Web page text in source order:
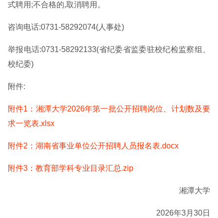
式聘用;不合格的,取消聘用。
咨询电话:0731-58292074(人事处)
举报电话:0731-58292133(省纪委省监委驻校纪检监察组、
校纪委)
附件:
附件1：湘潭大学2026年第一批公开招聘岗位、计划数及要
求一览表.xlsx
附件2：湖南省事业单位公开招聘人员报名表.docx
附件3：教育部学科专业目录汇总.zip
湘潭大学
2026年3月30日